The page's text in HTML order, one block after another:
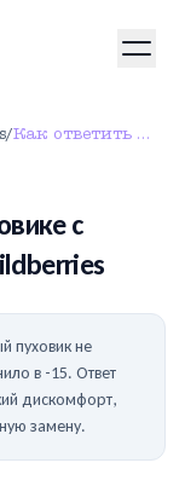
/ Как ответить на отзыв о пуховике с заклинившей молнией на Wildberries
с
пуховик не
в -15. Ответ
дискомфорт,
замену.